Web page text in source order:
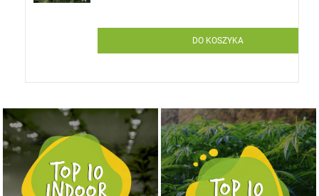
DO KOSZYKA
NASIONA MARIHUANY TOP 10 INDOOR
KUP TERAZ NASIONA MARIHUANY TOP 10 OUTDOOR
KUP TERAZ